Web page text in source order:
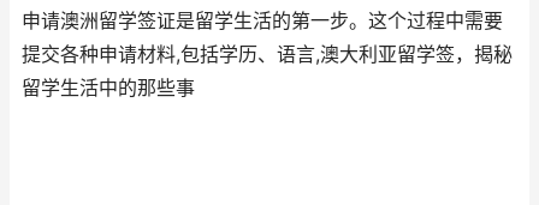
申请澳洲留学签证是留学生活的第一步。这个过程中需要
提交各种申请材料,包括学历、语言,澳大利亚留学签，揭秘
留学生活中的那些事